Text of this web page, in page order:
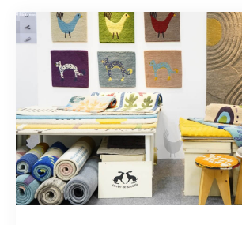
NEWS
ONLINE SHOP
CONTACT
営業時間 11:00～18:00
土・日・祝日を除く